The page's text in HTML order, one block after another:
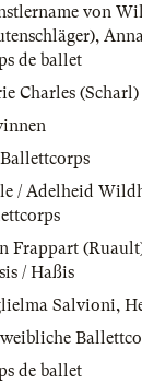
von
,
de ballet
Charles (Scharl)
/ Adelheid
Frappart
/ Haßis
Salvioni,
de ballet